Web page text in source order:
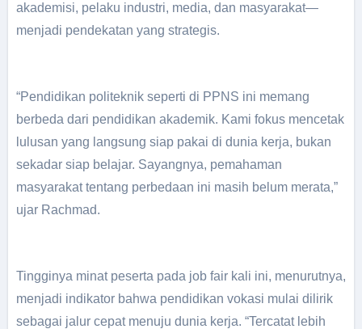
akademisi, pelaku industri, media, dan masyarakat—
menjadi pendekatan yang strategis.
“Pendidikan politeknik seperti di PPNS ini memang
berbeda dari pendidikan akademik. Kami fokus mencetak
lulusan yang langsung siap pakai di dunia kerja, bukan
sekadar siap belajar. Sayangnya, pemahaman
masyarakat tentang perbedaan ini masih belum merata,”
ujar Rachmad.
Tingginya minat peserta pada job fair kali ini, menurutnya,
menjadi indikator bahwa pendidikan vokasi mulai dilirik
sebagai jalur cepat menuju dunia kerja. “Tercatat lebih